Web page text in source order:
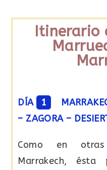
Itinerario
DÍA 1
– ZAGORA –
Como en otras
Marrakech,